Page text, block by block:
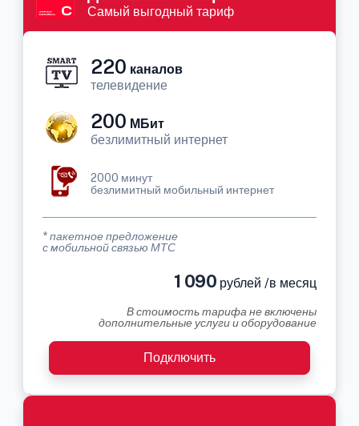
Самый выгодный тариф
220 каналов
телевидение
200 МБит
безлимитный интернет
2000 минут
безлимитный мобильный интернет
* пакетное предложение
с мобильной связью МТС
1 090 рублей /в месяц
В стоимость тарифа не включены
дополнительные услуги и оборудование
Подключить